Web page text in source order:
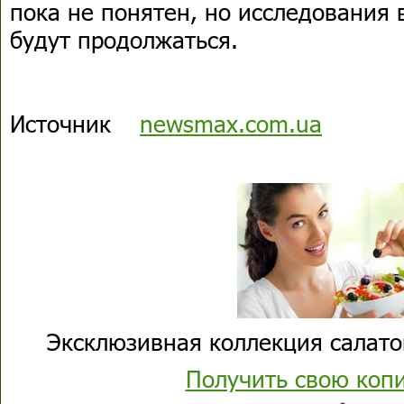
пока не понятен, но
будут продолжаться.
Источник newsmax.com.ua
Эксклюзивная коллекция
Получить свою